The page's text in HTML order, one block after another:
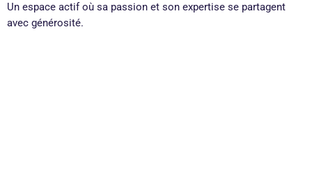
Un espace actif où sa passion et son expertise se partagent
avec générosité.